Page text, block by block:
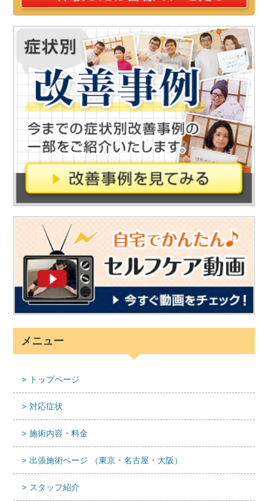
メニュー
トップページ
対応症状
施術内容・料金
出張施術ページ （東京・名古屋・大阪）
スタッフ紹介